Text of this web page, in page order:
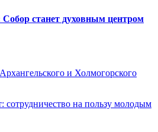
станет духовным центром
и Холмогорского